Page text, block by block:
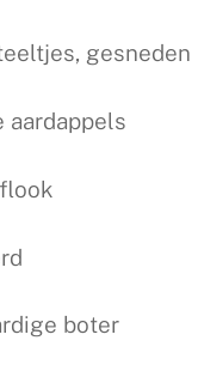
gesneden
aardappels
boter